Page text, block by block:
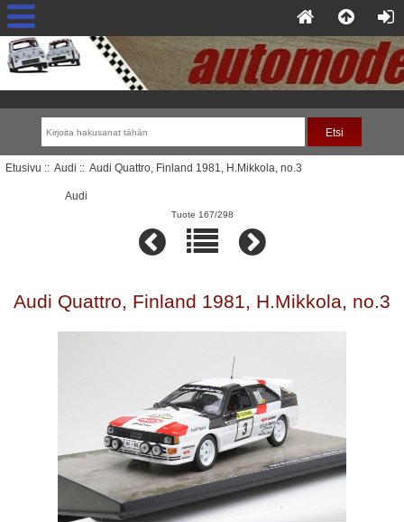
Etusivu :: Audi :: Audi Quattro, Finland 1981, H.Mikkola, no.3
Audi
Tuote 167/298
Audi Quattro, Finland 1981, H.Mikkola, no.3